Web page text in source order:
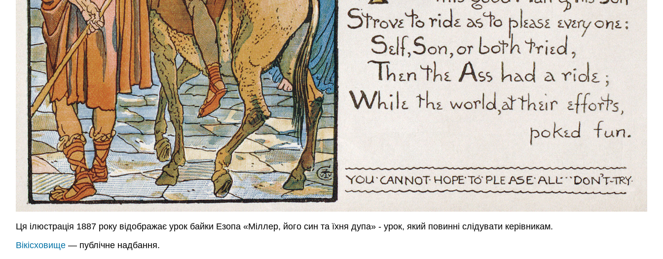
Ця ілюстрація 1887 року відображає урок байки Езопа «Міллер, його син та їхня дупа» - урок, який повинні слідувати керівникам.
Вікісховище — публічне надбання.